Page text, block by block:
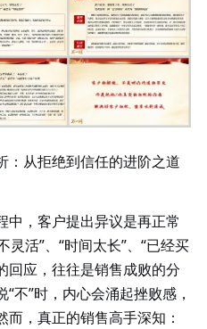
：从拒绝到信任的进阶之道
中，客户提出异议是再正常
灵活”、“时间太长”、“已经买
应，往往是销售成败的分
不”时，内心会涌起挫败感，
，真正的销售高手深知：